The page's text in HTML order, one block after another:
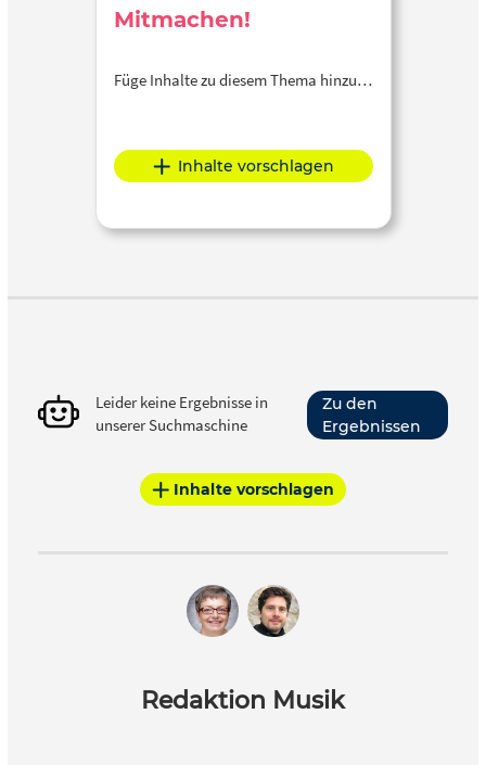
Mitmachen!
Füge Inhalte zu diesem Thema hinzu…
Inhalte vorschlagen
Leider keine Ergebnisse in
unserer Suchmaschine
Zu den
Ergebnissen
Inhalte vorschlagen
Redaktion Musik